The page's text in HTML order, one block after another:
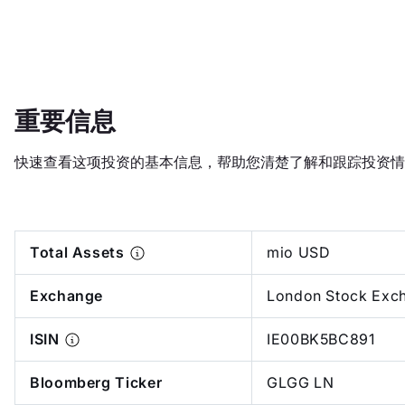
重要信息
快速查看这项投资的基本信息，帮助您清楚了解和跟踪投资情
Total Assets mio USD
Exchange London Stock
ISIN IE00BK5BC891
Bloomberg Ticker GLGG LN